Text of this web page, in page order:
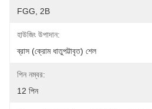
FGG, 2B
হাউজিং উপাদান:
ব্রাস (ক্রোম ধাতুপট্টাবৃত) শেল
পিন নম্বর:
12 পিন